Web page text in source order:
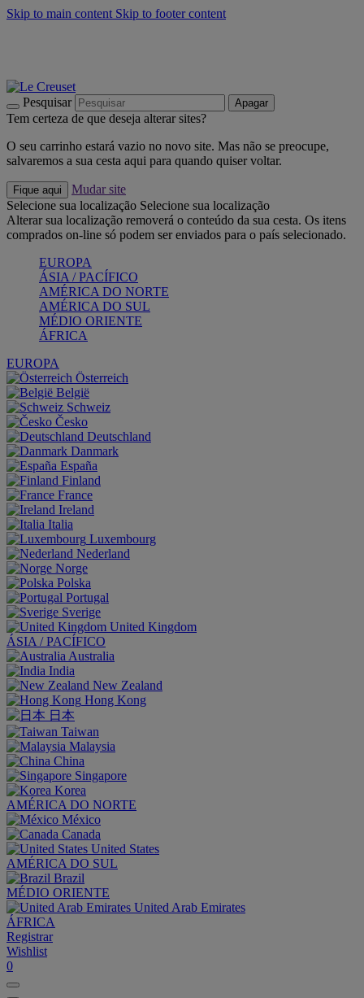
Skip to main content Skip to footer content
Pesquisar Apagar
Tem certeza de que deseja alterar sites?
O seu carrinho estará vazio no novo site. Mas não se preocupe,
salvaremos a sua cesta aqui para quando quiser voltar.
Fique aqui
Mudar site
Selecione sua localização Selecione sua localização
Alterar sua localização removerá o conteúdo da sua cesta. Os itens
comprados on-line só podem ser enviados para o país selecionado.
EUROPA
ÁSIA / PACÍFICO
AMÉRICA DO NORTE
AMÉRICA DO SUL
MÉDIO ORIENTE
ÁFRICA
EUROPA
Österreich
België
Schweiz
Česko
Deutschland
Danmark
España
Finland
France
Ireland
Italia
Luxembourg
Nederland
Norge
Polska
Portugal
Sverige
United Kingdom
ÁSIA / PACÍFICO
Australia
India
New Zealand
Hong Kong
日本
Taiwan
Malaysia
China
Singapore
Korea
AMÉRICA DO NORTE
México
Canada
United States
AMÉRICA DO SUL
Brazil
MÉDIO ORIENTE
United Arab Emirates
ÁFRICA
Registrar
Wishlist
0